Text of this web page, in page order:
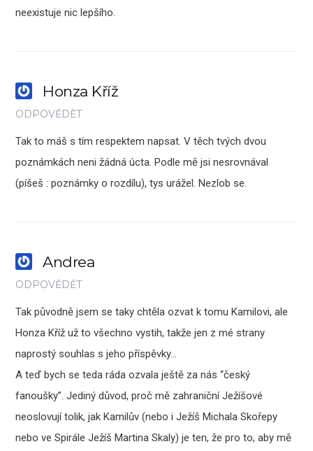
neexistuje nic lepšího.
Honza Kříž
ODPOVĚDĚT
Tak to máš s tím respektem napsat. V těch tvých dvou
poznámkách neni žádná úcta. Podle mě jsi nesrovnával
(píšeš : poznámky o rozdílu), tys urážel. Nezlob se.
Andrea
ODPOVĚDĚT
Tak původně jsem se taky chtěla ozvat k tomu Kamilovi, ale
Honza Kříž už to všechno vystih, takže jen z mé strany
naprostý souhlas s jeho příspěvky…
A teď bych se teda ráda ozvala ještě za nás “český
fanoušky”. Jediný důvod, proč mě zahraniční Ježíšové
neoslovují tolik, jak Kamilův (nebo i Ježíš Michala Skořepy
nebo ve Spirále Ježíš Martina Skaly) je ten, že pro to, aby mě